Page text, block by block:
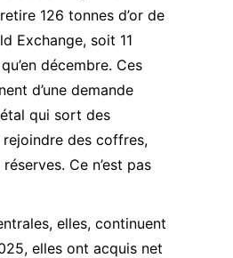
126 tonnes d’or de
Exchange, soit 11
décembre. Ces
d’une demande
qui sort des
des coffres,
Ce n’est pas
elles, continuent
elles ont acquis net